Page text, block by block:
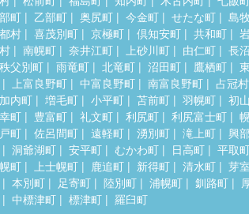
町 乙部町 奥尻町 今金町 せたな町
島
村 喜茂別町 京極町 倶知安町 共和町
南幌町 奈井江町 上砂川町 由仁町
長
秩父別町 雨竜町 北竜町 沼田町 鷹栖町
上富良野町 中富良野町 南富良野町
占冠村
内町 増毛町 小平町 苫前町 羽幌町
初
町 豊富町 礼文町 利尻町 利尻富士町
町 佐呂間町 遠軽町 湧別町 滝上町
興
洞爺湖町 安平町 むかわ町 日高町
平取
町 上士幌町 鹿追町 新得町 清水町
芽
本別町 足寄町 陸別町 浦幌町 釧路町
中標津町 標津町 羅臼町